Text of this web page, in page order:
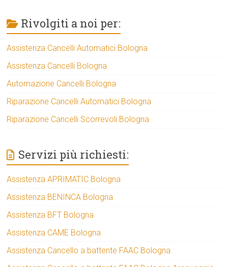
Rivolgiti a noi per:
Assistenza Cancelli Automatici Bologna
Assistenza Cancelli Bologna
Automazione Cancelli Bologna
Riparazione Cancelli Automatici Bologna
Riparazione Cancelli Scorrevoli Bologna
Servizi più richiesti:
Assistenza APRIMATIC Bologna
Assistenza BENINCA Bologna
Assistenza BFT Bologna
Assistenza CAME Bologna
Assistenza Cancello a battente FAAC Bologna